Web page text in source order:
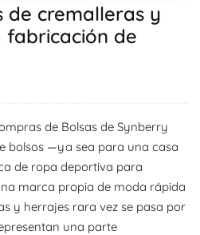
de cremalleras y
de
de Bolsas de Synberry
bolsos —ya sea para una casa
de ropa deportiva para
marca propia de moda rápida
y herrajes rara vez se pasa por
una parte